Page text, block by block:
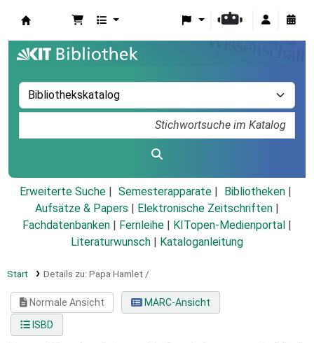
Erweiterte Suche Semesterapparate
Bibliotheken
Aufsätze & Papers
Elektronische Zeitschriften
Fachdatenbanken
Fernleihe KITopen-Medienportal
Literaturwunsch
Kataloganleitung
Start Details zu: Papa Hamlet /
Normale Ansicht
MARC-Ansicht
ISBD